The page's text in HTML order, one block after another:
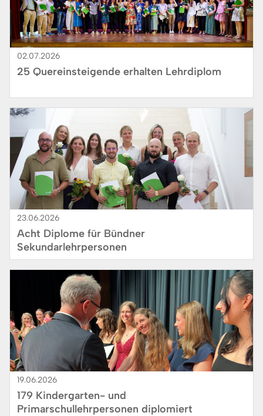
02.07.2026
25 Quereinsteigende erhalten Lehrdiplom
Bild
23.06.2026
Acht Diplome für Bündner
Sekundarlehrpersonen
19.06.2026
179 Kindergarten- und
Primarschullehrpersonen diplomiert